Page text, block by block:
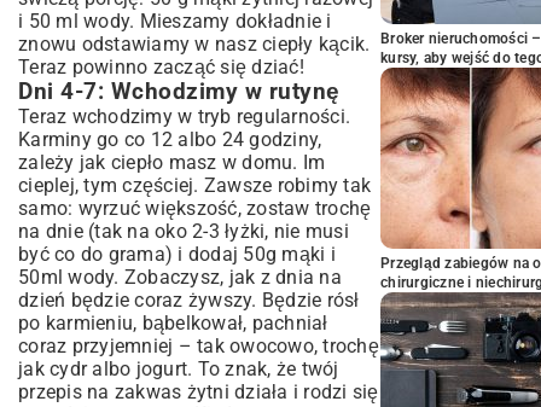
i 50 ml wody. Mieszamy dokładnie i
znowu odstawiamy w nasz ciepły kącik.
Teraz powinno zacząć się dziać!
Dni 4-7: Wchodzimy w rutynę
Teraz wchodzimy w tryb regularności.
Karminy go co 12 albo 24 godziny,
zależy jak ciepło masz w domu. Im
cieplej, tym częściej. Zawsze robimy tak
samo: wyrzuć większość, zostaw trochę
na dnie (tak na oko 2-3 łyżki, nie musi
być co do grama) i dodaj 50g mąki i
50ml wody. Zobaczysz, jak z dnia na
dzień będzie coraz żywszy. Będzie rósł
po karmieniu, bąbelkował, pachniał
coraz przyjemniej – tak owocowo, trochę
jak cydr albo jogurt. To znak, że twój
przepis na zakwas żytni działa i rodzi się
Broker nieruchomości
kursy, aby wejść do
Przegląd zabiegów na
chirurgiczne i